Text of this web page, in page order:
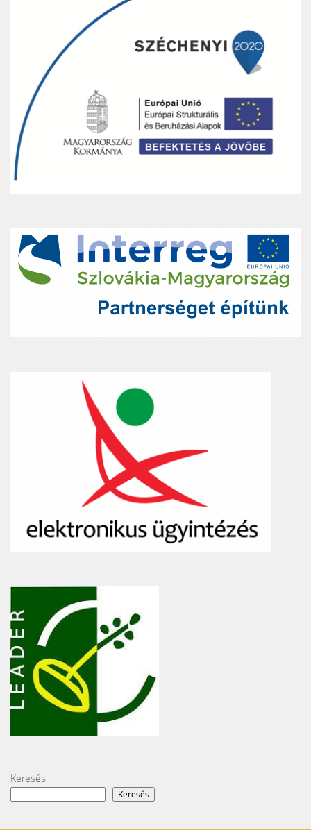
Keresés
Keresés